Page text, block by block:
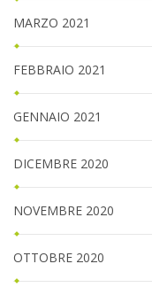
MARZO 2021
FEBBRAIO 2021
GENNAIO 2021
DICEMBRE 2020
NOVEMBRE 2020
OTTOBRE 2020